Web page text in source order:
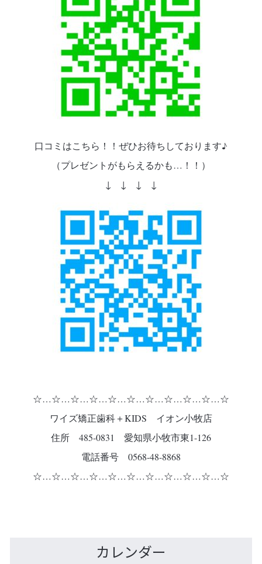
口コミはこちら！！ぜひお待ちしております♪
（プレゼントがもらえるかも…！！）
↓ ↓ ↓ ↓
☆…☆…☆…☆…☆…☆…☆…☆…☆…☆…☆
ワイズ矯正歯科＋KIDS イオン小牧店
住所 485-0831 愛知県小牧市東1-126
電話番号 0568-48-8868
☆…☆…☆…☆…☆…☆…☆…☆…☆…☆…☆
カレンダー